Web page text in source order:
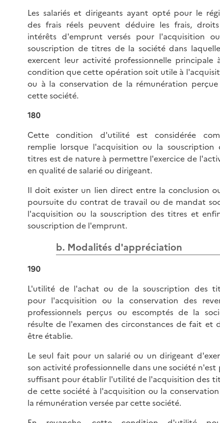
Les salariés et dirigeants ayant opté pour le
des frais réels peuvent déduire les frais,
intérêts d'emprunt versés pour l'acquisition
souscription de titres de la société dans
exercent leur activité professionnelle principale
condition que cette opération soit utile à
ou à la conservation de la rémunération
cette société.
180
Cette condition d'utilité est considérée
remplie lorsque l'acquisition ou la souscription
titres est de nature à permettre l'exercice de
en qualité de salarié ou dirigeant.
Il doit exister un lien direct entre la conclusion
poursuite du contrat de travail ou de mandat
l'acquisition ou la souscription des titres et
souscription de l'emprunt.
b. Modalités d'appréciation
190
L'utilité de l'achat ou de la souscription des
pour l'acquisition ou la conservation des
professionnels perçus ou escomptés de la
résulte de l'examen des circonstances de fait et
être établie.
Le seul fait pour un salarié ou un dirigeant
son activité professionnelle dans une société n'est
suffisant pour établir l'utilité de l'acquisition des
de cette société à l'acquisition ou la
la rémunération versée par cette société.